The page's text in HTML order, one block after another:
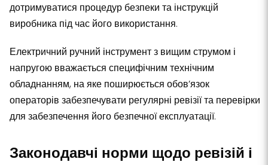
дотримуватися процедур безпеки та інструкцій
виробника під час його використання.
Електричний ручний інструмент з вищим струмом і
напругою вважається специфічним технічним
обладнанням, на яке поширюється обов’язок
операторів забезпечувати регулярні ревізії та перевірки
для забезпечення його безпечної експлуатації.
Законодавчі норми щодо ревізій і